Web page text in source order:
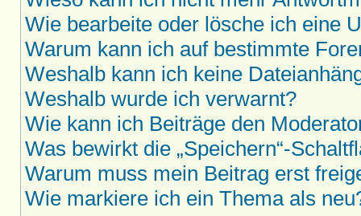
Wie bearbeite oder lösche ich eine
Warum kann ich auf bestimmte
Weshalb kann ich keine
Weshalb wurde ich verwarnt?
Wie kann ich Beiträge den
Was bewirkt die „Speichern“-
Warum muss mein Beitrag erst
Wie markiere ich ein Thema als